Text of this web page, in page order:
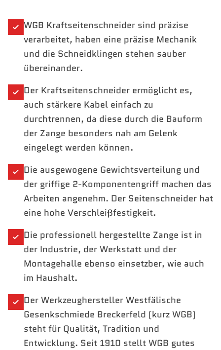
WGB Kraftseitenschneider sind präzise
verarbeitet, haben eine präzise Mechanik
und die Schneidklingen stehen sauber
übereinander.
Der Kraftseitenschneider ermöglicht es,
auch stärkere Kabel einfach zu
durchtrennen, da diese durch die Bauform
der Zange besonders nah am Gelenk
eingelegt werden können.
Die ausgewogene Gewichtsverteilung und
der griffige 2-Komponentengriff machen das
Arbeiten angenehm. Der Seitenschneider hat
eine hohe Verschleißfestigkeit.
Die professionell hergestellte Zange ist in
der Industrie, der Werkstatt und der
Montagehalle ebenso einsetzber, wie auch
im Haushalt.
Der Werkzeughersteller Westfälische
Gesenkschmiede Breckerfeld (kurz WGB)
steht für Qualität, Tradition und
Entwicklung. Seit 1910 stellt WGB gutes